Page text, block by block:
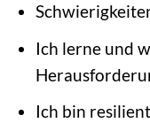
Ich lerne und
Ich bin